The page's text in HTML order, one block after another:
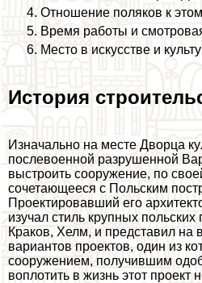
Отношение поляков к
Время работы и
Место в искусстве и
История
Изначально на месте Дворца
послевоенной разрушенной
выстроить сооружение, по
сочетающееся с Польским
Проектировавший его
изучал стиль крупных
Кpaков, Хелм, и представил на
вариантов проектов, один из
сооружением, получившим
воплотить в жизнь этот проект